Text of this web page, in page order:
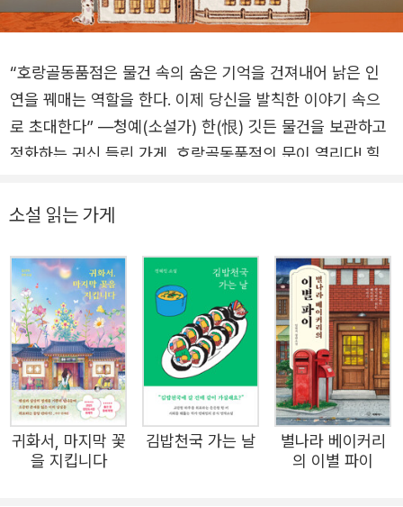
“호랑골동품점은 물건 속의 숨은 기억을 건져내어 낡은 인
연을 꿰매는 역할을 한다. 이제 당신을 발칙한 이야기 속으
로 초대한다” ―청예(소설가) 한(恨) 깃든 물건을 보관하고
정화하는 귀신 들린 가게, 호랑골동품점의 문이 열리다! 힐
판타지, 호러, 청소년소설 등 장르를 불문하고 왕성한 작품
이 출간되었다. 안전가옥 스토리 공모전 3관왕을 기록하며
사회적 이슈에 대한 관심을 바탕으로 독창적인 서사를 구축
해낸 《아홉수 가위》 《카피캣 식당》 등 이후 심혈을 기울여
완성한 신작이다. 레트로 텔레비전 탑과 고미술점이 늘어선
골목의 끝, 밤 11시에 문을 열어 새벽 4시까지 운영하는 수
상한 가게가 있다. 호랑골동품점은 사회 구조적 문제와 부조
리로 억울하게 희생된 이들의 한이 깃든 물건을 보관하는 장
소이다. 이곳을 지키는 호미(虎眉)와 신령한 땅의 기운이 오
소설 읽는 가게
귀화서, 마지막 꽃
을 지킵니다
김밥천국 가는 날
별나라 베이커리
의 이별 파이